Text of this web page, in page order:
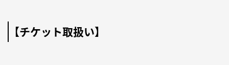
【チケット取扱い】